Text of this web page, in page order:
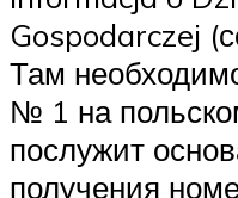
Gospodarczej
Там
№ 1 на
послужит
получения